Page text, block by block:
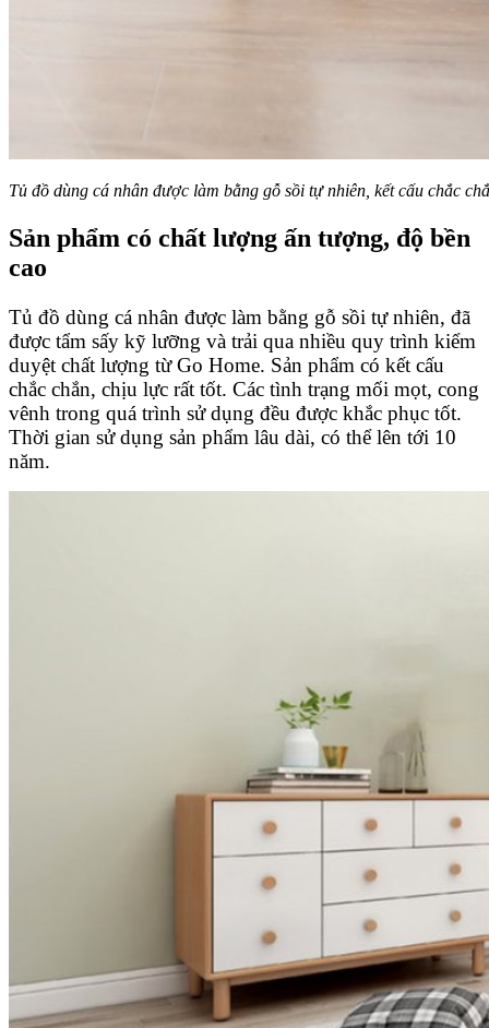
Tủ đồ dùng cá nhân được làm bằng gỗ sồi tự nhiên, kết cấu chắc
Sản phẩm có chất lượng ấn tượng, độ bền
cao
Tủ đồ dùng cá nhân được làm bằng gỗ sồi tự nhiên, đã
được tẩm sấy kỹ lưỡng và trải qua nhiều quy trình kiểm
duyệt chất lượng từ Go Home. Sản phẩm có kết cấu
chắc chắn, chịu lực rất tốt. Các tình trạng mối mọt, cong
vênh trong quá trình sử dụng đều được khắc phục tốt.
Thời gian sử dụng sản phẩm lâu dài, có thể lên tới 10
năm.